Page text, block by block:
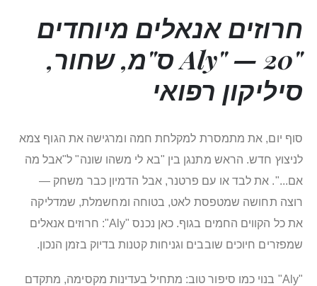
חרוזים אנאלים מיוחדים
"Aly" — 20 ס"מ, שחור,
סיליקון רפואי
סוף יום, את מתמסרת למקלחת חמה ומרגישה את הגוף צמא
לניצוץ חדש. הראש מתנגן בין "בא לי משהו שונה" ל"אבל מה
אם...". את לבד או עם פרטנר, אבל הדמיון כבר משחק —
רוצה תחושה שמטפסת לאט, בטוחה ומחשמלת, שמדליקה
את כל הקווים החמים בגוף. כאן נכנס "Aly": חרוזים אנאלים
שמפזרים חיוכים שובבים וגניחות קטנות בדיוק בזמן הנכון.
"Aly" בנוי כמו סיפור טוב: מתחיל בעדינות מקסימה, מתקדם